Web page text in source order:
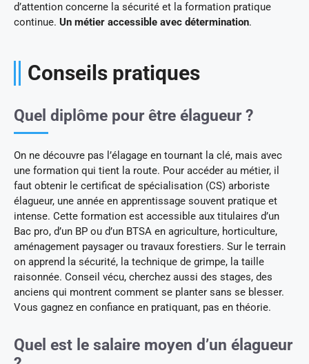
d’attention concerne la sécurité et la formation pratique
continue. Un métier accessible avec détermination.
Conseils pratiques
Quel diplôme pour être élagueur ?
On ne découvre pas l’élagage en tournant la clé, mais avec
une formation qui tient la route. Pour accéder au métier, il
faut obtenir le certificat de spécialisation (CS) arboriste
élagueur, une année en apprentissage souvent pratique et
intense. Cette formation est accessible aux titulaires d’un
Bac pro, d’un BP ou d’un BTSA en agriculture, horticulture,
aménagement paysager ou travaux forestiers. Sur le terrain
on apprend la sécurité, la technique de grimpe, la taille
raisonnée. Conseil vécu, cherchez aussi des stages, des
anciens qui montrent comment se planter sans se blesser.
Vous gagnez en confiance en pratiquant, pas en théorie.
Quel est le salaire moyen d’un élagueur